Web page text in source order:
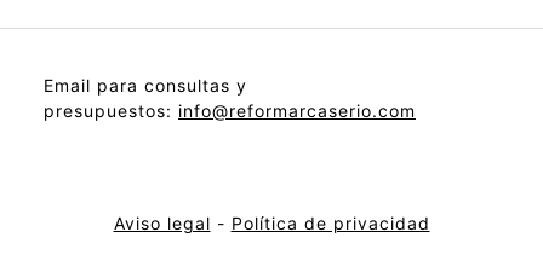
Email para consultas y
presupuestos: info@reformarcaserio.com
Aviso legal - Política de privacidad